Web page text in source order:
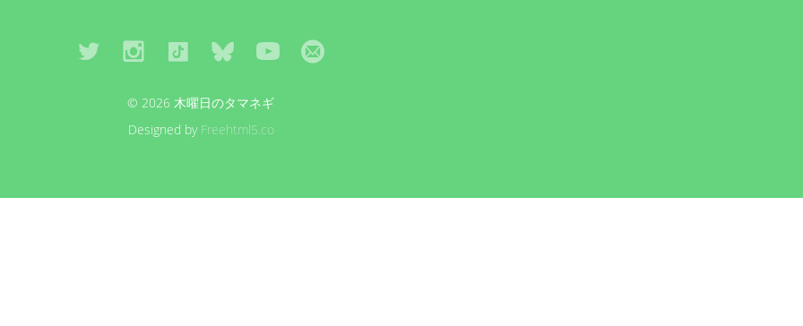
© 2026 木曜日のタマネギ
Designed by Freehtml5.co